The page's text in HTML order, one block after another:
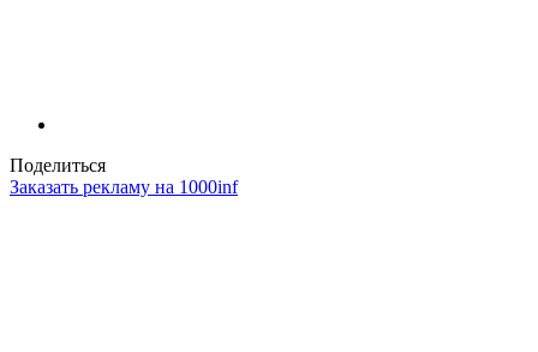
Поделиться
Заказать рекламу на 1000inf